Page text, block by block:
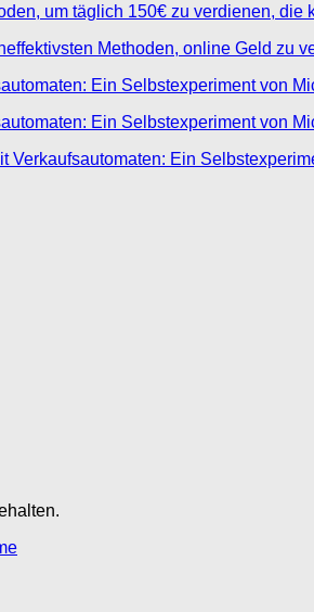
um täglich 150€ zu verdienen,
Methoden, online Geld zu
Ein Selbstexperiment von
Ein Selbstexperiment von
Verkaufsautomaten: Ein